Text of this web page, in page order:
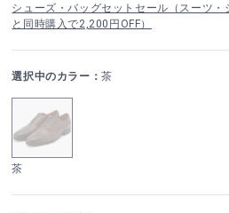
シューズ・バッグセットセール（スーツ
と同時購入で2,200円OFF）
選択中のカラー：茶
茶